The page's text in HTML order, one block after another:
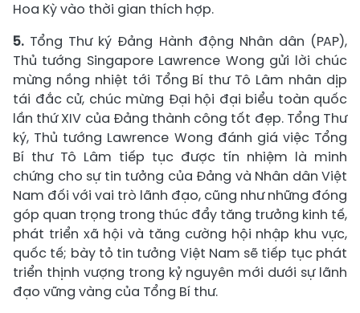
Hoa Kỳ vào thời gian thích hợp.
5. Tổng Thư ký Đảng Hành động Nhân dân (PAP),
Thủ tướng Singapore Lawrence Wong gửi lời chúc
mừng nồng nhiệt tới Tổng Bí thư Tô Lâm nhân dịp
tái đắc cử, chúc mừng Đại hội đại biểu toàn quốc
lần thứ XIV của Đảng thành công tốt đẹp. Tổng Thư
ký, Thủ tướng Lawrence Wong đánh giá việc Tổng
Bí thư Tô Lâm tiếp tục được tín nhiệm là minh
chứng cho sự tin tưởng của Đảng và Nhân dân Việt
Nam đối với vai trò lãnh đạo, cũng như những đóng
góp quan trọng trong thúc đẩy tăng trưởng kinh tế,
phát triển xã hội và tăng cường hội nhập khu vực,
quốc tế; bày tỏ tin tưởng Việt Nam sẽ tiếp tục phát
triển thịnh vượng trong kỷ nguyên mới dưới sự lãnh
đạo vững vàng của Tổng Bí thư.